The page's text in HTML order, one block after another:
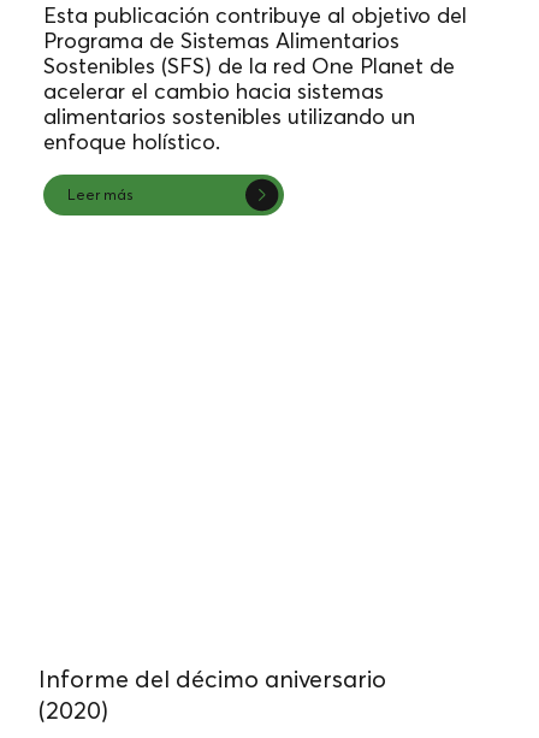
Esta publicación contribuye al objetivo del
Programa de Sistemas Alimentarios
Sostenibles (SFS) de la red One Planet de
acelerar el cambio hacia sistemas
alimentarios sostenibles utilizando un
enfoque holístico.
Leer más
Informe del décimo aniversario
(2020)